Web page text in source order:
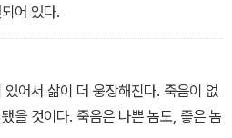
어 있다.
어서 삶이 더 웅장해진다. 죽음이 없
을 것이다. 죽음은 나쁜 놈도, 좋은 놈